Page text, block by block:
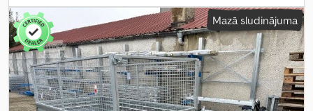
konfigurācija:2 asis, krautuves garums:2 630 mm, iekraušanas
vietas platums:
1 450 mm, iekraušanas telpas augstums:800 mm,
Mazā sludinājuma